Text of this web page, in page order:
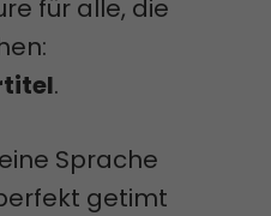
für alle, die
.
Sprache
getimt